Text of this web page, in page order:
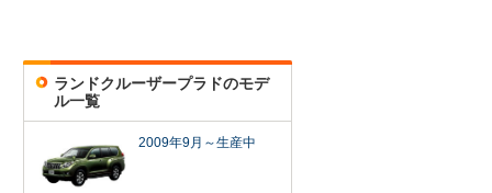
ランドクルーザープラドのモデ
ル一覧
2009年9月～生産中